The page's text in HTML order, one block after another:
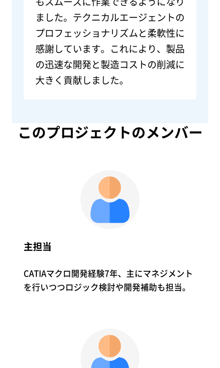
ました。テクニカルエージェントの
プロフェッショナリズムと柔軟性に
感謝しています。これにより、製品
の迅速な開発と製造コストの削減に
大きく貢献しました。
このプロジェクトのメンバー
主担当
CATIAマクロ開発経験7年、主にマネジメント
を行いつつロジック検討や開発補助も担当。